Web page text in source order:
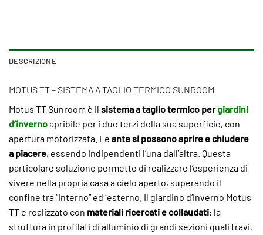
DESCRIZIONE
MOTUS TT – SISTEMA A TAGLIO TERMICO SUNROOM
Motus TT Sunroom è il sistema a taglio termico pergiardini
d’invernoapribile per i due terzi della sua superficie, con
apertura motorizzata. Le ante si possono aprire e chiudere
a piacere, essendo indipendenti l’una dall’altra. Questa
particolare soluzione permette di realizzare l’esperienza di
vivere nella propria casa a cielo aperto, superando il
confine tra “interno” ed “esterno. Il giardino d’inverno Motus
TT è realizzato con materiali ricercati e collaudati: la
struttura in profilati di alluminio di grandi sezioni quali travi,